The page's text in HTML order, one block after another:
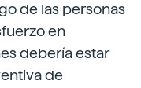
de las personas
en
debería estar
de